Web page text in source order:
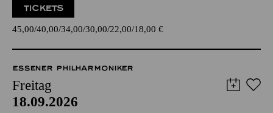
TICKETS
45,00 40,00 34,00 30,00 22,00 18,00 €
ESSENER PHILHARMONIKER
Freitag
18.09.2026